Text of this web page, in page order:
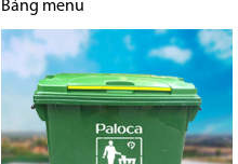
Bảng menu